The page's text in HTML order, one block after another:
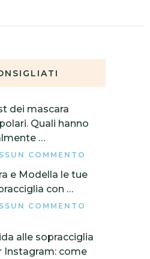
dei mascara
Quali hanno
…
COMMENTO
e Modella le tue
con …
COMMENTO
alle sopracciglia
Instagram: come